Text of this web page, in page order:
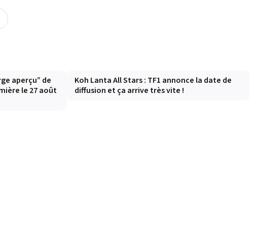
aperçu” de
le 27 août
Koh Lanta All Stars : TF1 annonce la date de
diffusion et ça arrive très vite !